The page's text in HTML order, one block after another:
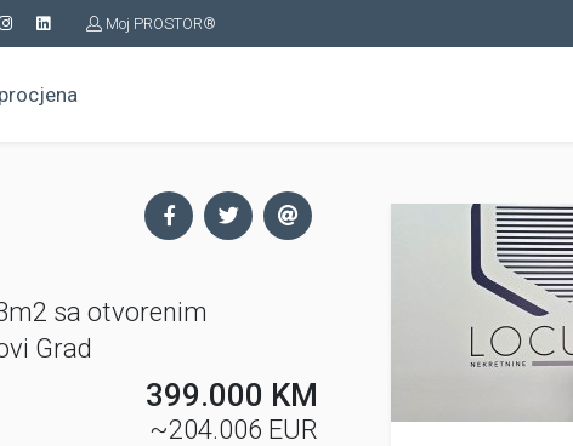
Moj PROSTOR®
sa otvorenim
Grad
399.000 KM
~204.006 EUR